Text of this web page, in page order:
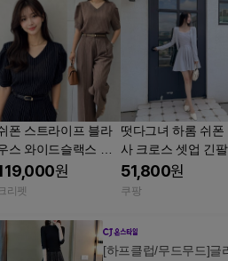
폰 스트라이프 블라
스 와이드슬랙스 여
투피스
원
리펫
떳다그녀 하롬 쉬폰
사 크로스 셋업 긴팔
디건 끈나시 투피스
픈 카디건 플레어 미
51,800원
쿠팡
[하프클럽/무드무드]글